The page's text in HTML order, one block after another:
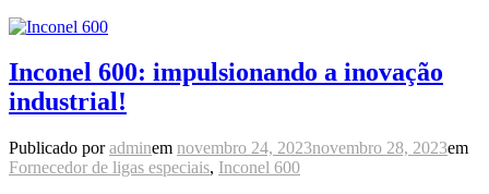
Inconel 600: impulsionando a inovação
industrial!
Publicado poradminem novembro 24, 2023novembro 28, 2023em
Fornecedor de ligas especiais, Inconel 600